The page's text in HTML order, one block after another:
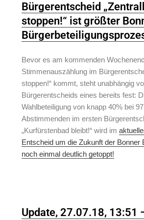
Bürgerentscheid
stoppen!“ ist größter
Bevor es am kommenden
Stimmenauszählung im
stoppen!“ kommt, steht unabhängig
Bürgerentscheids eines bereits fest:
Wahlbeteiligung von knapp 40% bei
Abstimmenden im ersten
„Kurfürstenbad bleibt!“ wird im
Entscheid um die Zukunft der Bonner
noch einmal deutlich getoppt!
Update, 27.07.18, 13:51